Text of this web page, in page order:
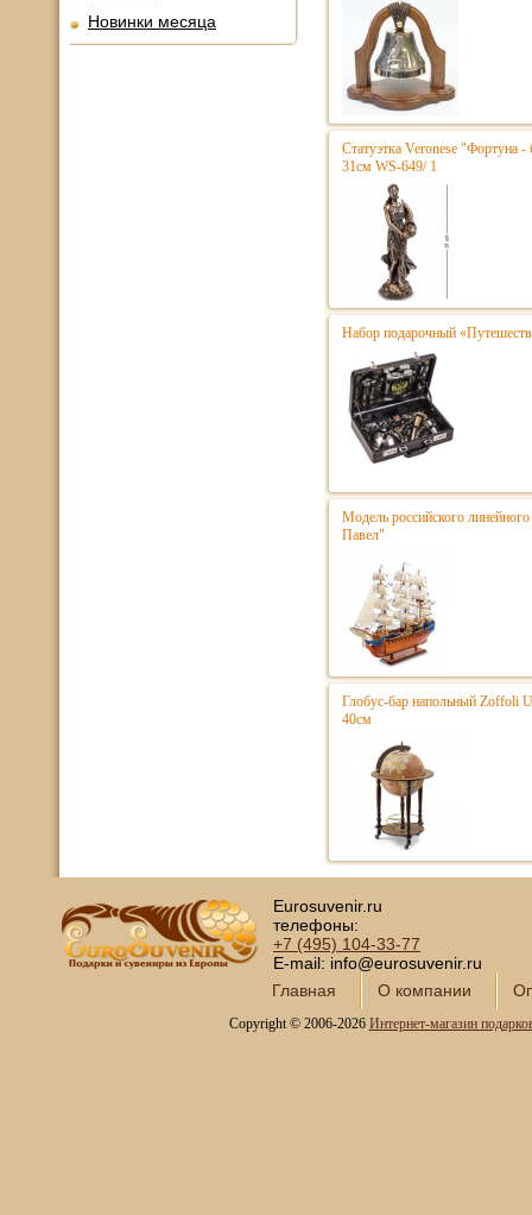
Новинки месяца
Статуэтка Veronese "Фортуна
31см WS-649/ 1
Набор подарочный
Модель российского
Павел"
Глобус-бар напольный Zoffoli
40см
Eurosuvenir.ru
телефоны:
+7 (495) 104-33-77
E-mail: info@eurosuvenir.ru
Главная
О компании
Copyright © 2006-2026 Интернет-магазин